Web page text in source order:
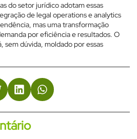
do setor jurídico adotam essas
de legal operations e analytics
mas uma transformação
por eficiência e resultados. O
sem dúvida, moldado por essas